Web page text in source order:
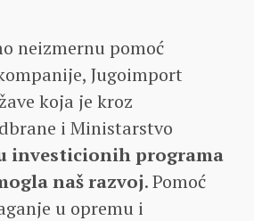
neizmernu pomoć
Jugoimport
koja je kroz
i Ministarstvo
investicionih programa
naš razvoj. Pomoć
u opremu i